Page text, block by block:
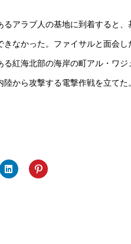
るアラブ人の基地に到着すると
きなかった。ファイサルと面会
る紅海北部の海岸の町アル・ワ
陸から攻撃する電撃作戦を立て